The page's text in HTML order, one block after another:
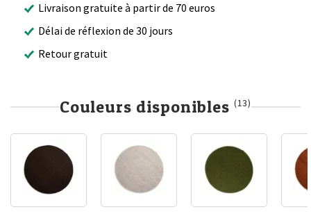
Livraison gratuite à partir de 70 euros
Délai de réflexion de 30 jours
Retour gratuit
Couleurs disponibles (13)